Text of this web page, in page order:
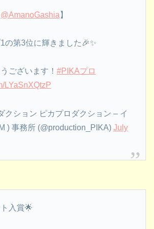
@AmanoGashia 】
の第3位に輝きました🎉✨
ございます！ #PIKAプロ
LYaSnXQtzP
ション ピカプロダクション – イ
) 事務所 (@production_PIKA) July
入賞🌟